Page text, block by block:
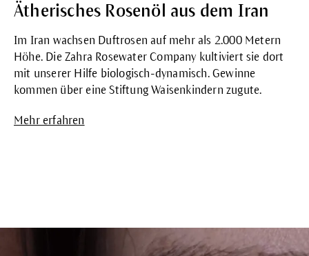
Ätherisches Rosenöl aus dem Iran
Im Iran wachsen Duftrosen auf mehr als 2.000 Metern
Höhe. Die Zahra Rosewater Company kultiviert sie dort
mit unserer Hilfe biologisch-dynamisch. Gewinne
kommen über eine Stiftung Waisenkindern zugute.
Mehr erfahren